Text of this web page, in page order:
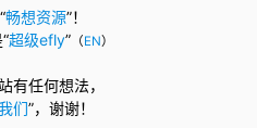
畅想资源”！
超级efly” （EN）
有任何想法，
们”， 谢谢！